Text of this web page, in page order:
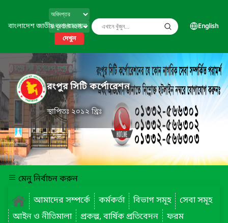
বাংলাদেশ জাতীয় তথ্য বাতায়ন
দেখুন
English
রংপুর সিটি কর্পোরেশন
স্থাপিতঃ ২০১২ খ্রিঃ
মেনু নির্বাচন করুন
আমাদের সম্পর্কে
কর্মকর্তা বিভাগ সমূহ
সেবা সমূহ
আইন ও নীতিমালা
প্রকল্প, বার্ষিক প্রতিবেদন
ফরম